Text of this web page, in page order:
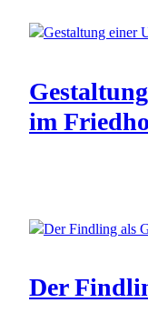
im
Der